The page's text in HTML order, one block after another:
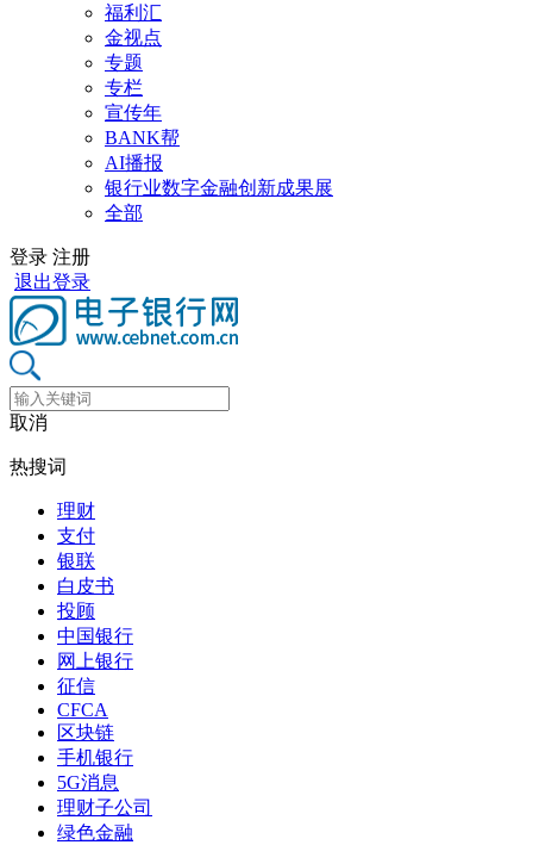
福利汇
金视点
专题
专栏
宣传年
BANK帮
AI播报
银行业数字金融创新成果展
全部
登录 注册
退出登录
取消
热搜词
理财
支付
银联
白皮书
投顾
中国银行
网上银行
征信
CFCA
区块链
手机银行
5G消息
理财子公司
绿色金融